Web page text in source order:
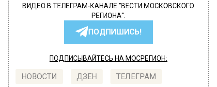
ВИДЕО В ТЕЛЕГРАМ-КАНАЛЕ "ВЕСТИ МОСКОВСКОГО
РЕГИОНА".
ПОДПИШИСЬ!
ПОДПИСЫВАЙТЕСЬ НА МОСРЕГИОН:
НОВОСТИ ДЗЕН ТЕЛЕГРАМ